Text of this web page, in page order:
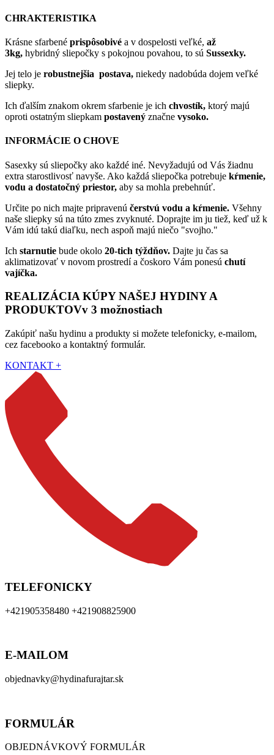
CHRAKTERISTIKA
Krásne sfarbené prispôsobivé a v dospelosti veľké, až
3kg, hybridný sliepočky s pokojnou povahou, to sú Sussexky.
Jej telo je robustnejšia postava, niekedy nadobúda dojem veľké
sliepky.
Ich ďalším znakom okrem sfarbenie je ich chvostík, ktorý majú
oproti ostatným sliepkam postavený značne vysoko.
INFORMÁCIE O CHOVE
Sasexky sú sliepočky ako každé iné. Nevyžadujú od Vás žiadnu
extra starostlivosť navyše. Ako každá sliepočka potrebuje kŕmenie,
vodu a dostatočný priestor, aby sa mohla prebehnúť.
Určite po nich majte pripravenú čerstvú vodu a kŕmenie. Všehny
naše sliepky sú na túto zmes zvyknuté. Doprajte im ju tiež, keď už k
Vám idú takú diaľku, nech aspoň majú niečo "svojho."
Ich starnutie bude okolo 20-tich týždňov. Dajte ju čas sa
aklimatizovať v novom prostredí a čoskoro Vám ponesú chutí
vajíčka.
REALIZÁCIA KÚPY NAŠEJ HYDINY A
PRODUKTOVv 3 možnostiach
Zakúpiť našu hydinu a produkty si možete telefonicky, e-mailom,
cez facebooko a kontaktný formulár.
KONTAKT +
TELEFONICKY
+421905358480 +421908825900
E-MAILOM
objednavky@hydinafurajtar.sk
FORMULÁR
OBJEDNÁVKOVÝ FORMULÁR